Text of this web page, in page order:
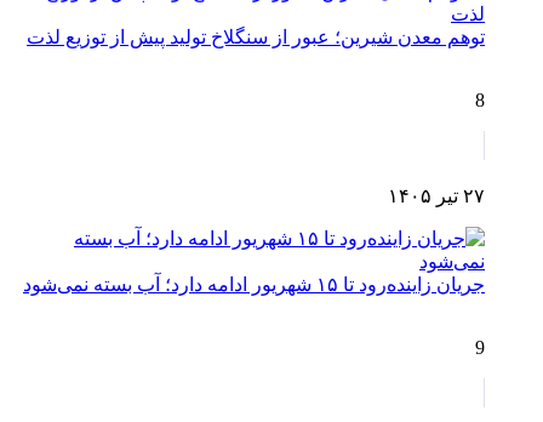
توهم معدن شیرین؛ عبور از سنگلاخ تولید پیش از توزیع لذت
8
۲۷ تیر ۱۴۰۵
جریان زاینده‌رود تا ۱۵ شهریور ادامه دارد؛ آب بسته نمی‌شود
9